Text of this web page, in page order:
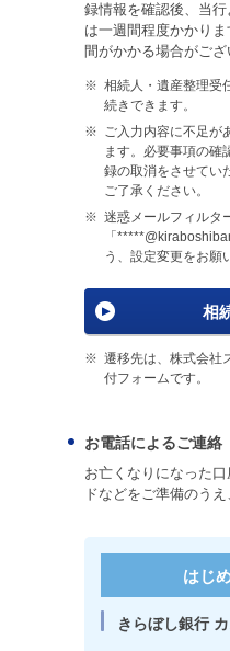
録情報を確認後、当
は一週間程度かかり
間がかかる場合がござ
※ 相続人・遺産整理受
続きできます。
※ ご入力内容に不足が
ます。必要事項の確
録の取消をさせてい
ご了承ください。
※ 迷惑メールフィルタ
「
う、設定変更をお願
相
※ 遷移先は、株式会社
付フォームです。
お電話によるご連絡
お亡くなりになった
ドなどをご準備のう
はじ
きらぼし銀行